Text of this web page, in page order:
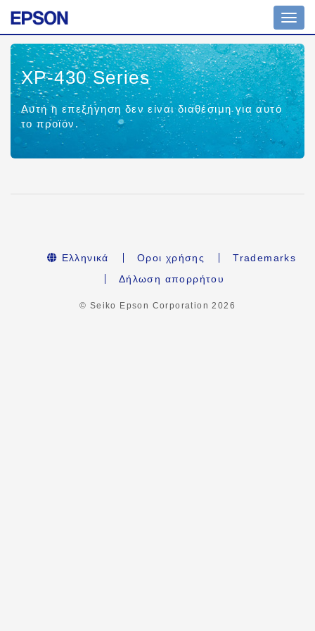
XP-430 Series
Αυτή η επεξήγηση δεν είναι διαθέσιμη για αυτό
το προϊόν.
Ελληνικά Οροι χρήσης
Trademarks
Δήλωση απορρήτου
© Seiko Epson Corporation2026